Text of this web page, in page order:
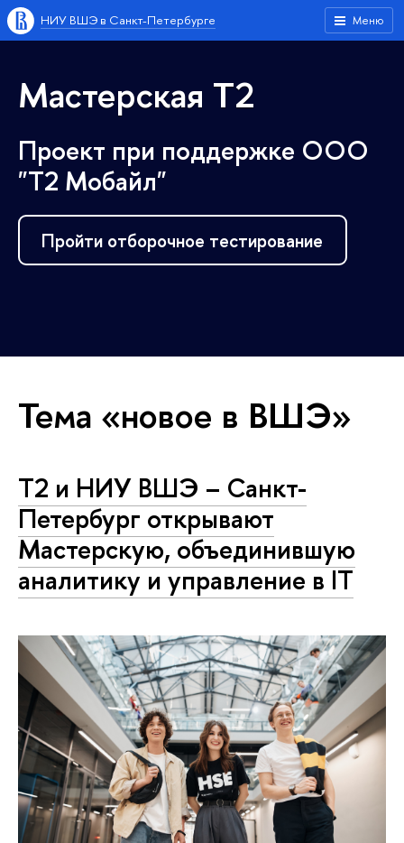
Меню
НИУ ВШЭ в Санкт-Петербурге
Мастерская Т2
Проект при поддержке ООО
"Т2 Мобайл"
Про­йти от­бо­роч­ное те­сти­ро­ва­ние
Тема «новое в ВШЭ»
T2 и НИУ ВШЭ – Санкт-
Петербург открывают
Мастерскую, объединившую
аналитику и управление в IT